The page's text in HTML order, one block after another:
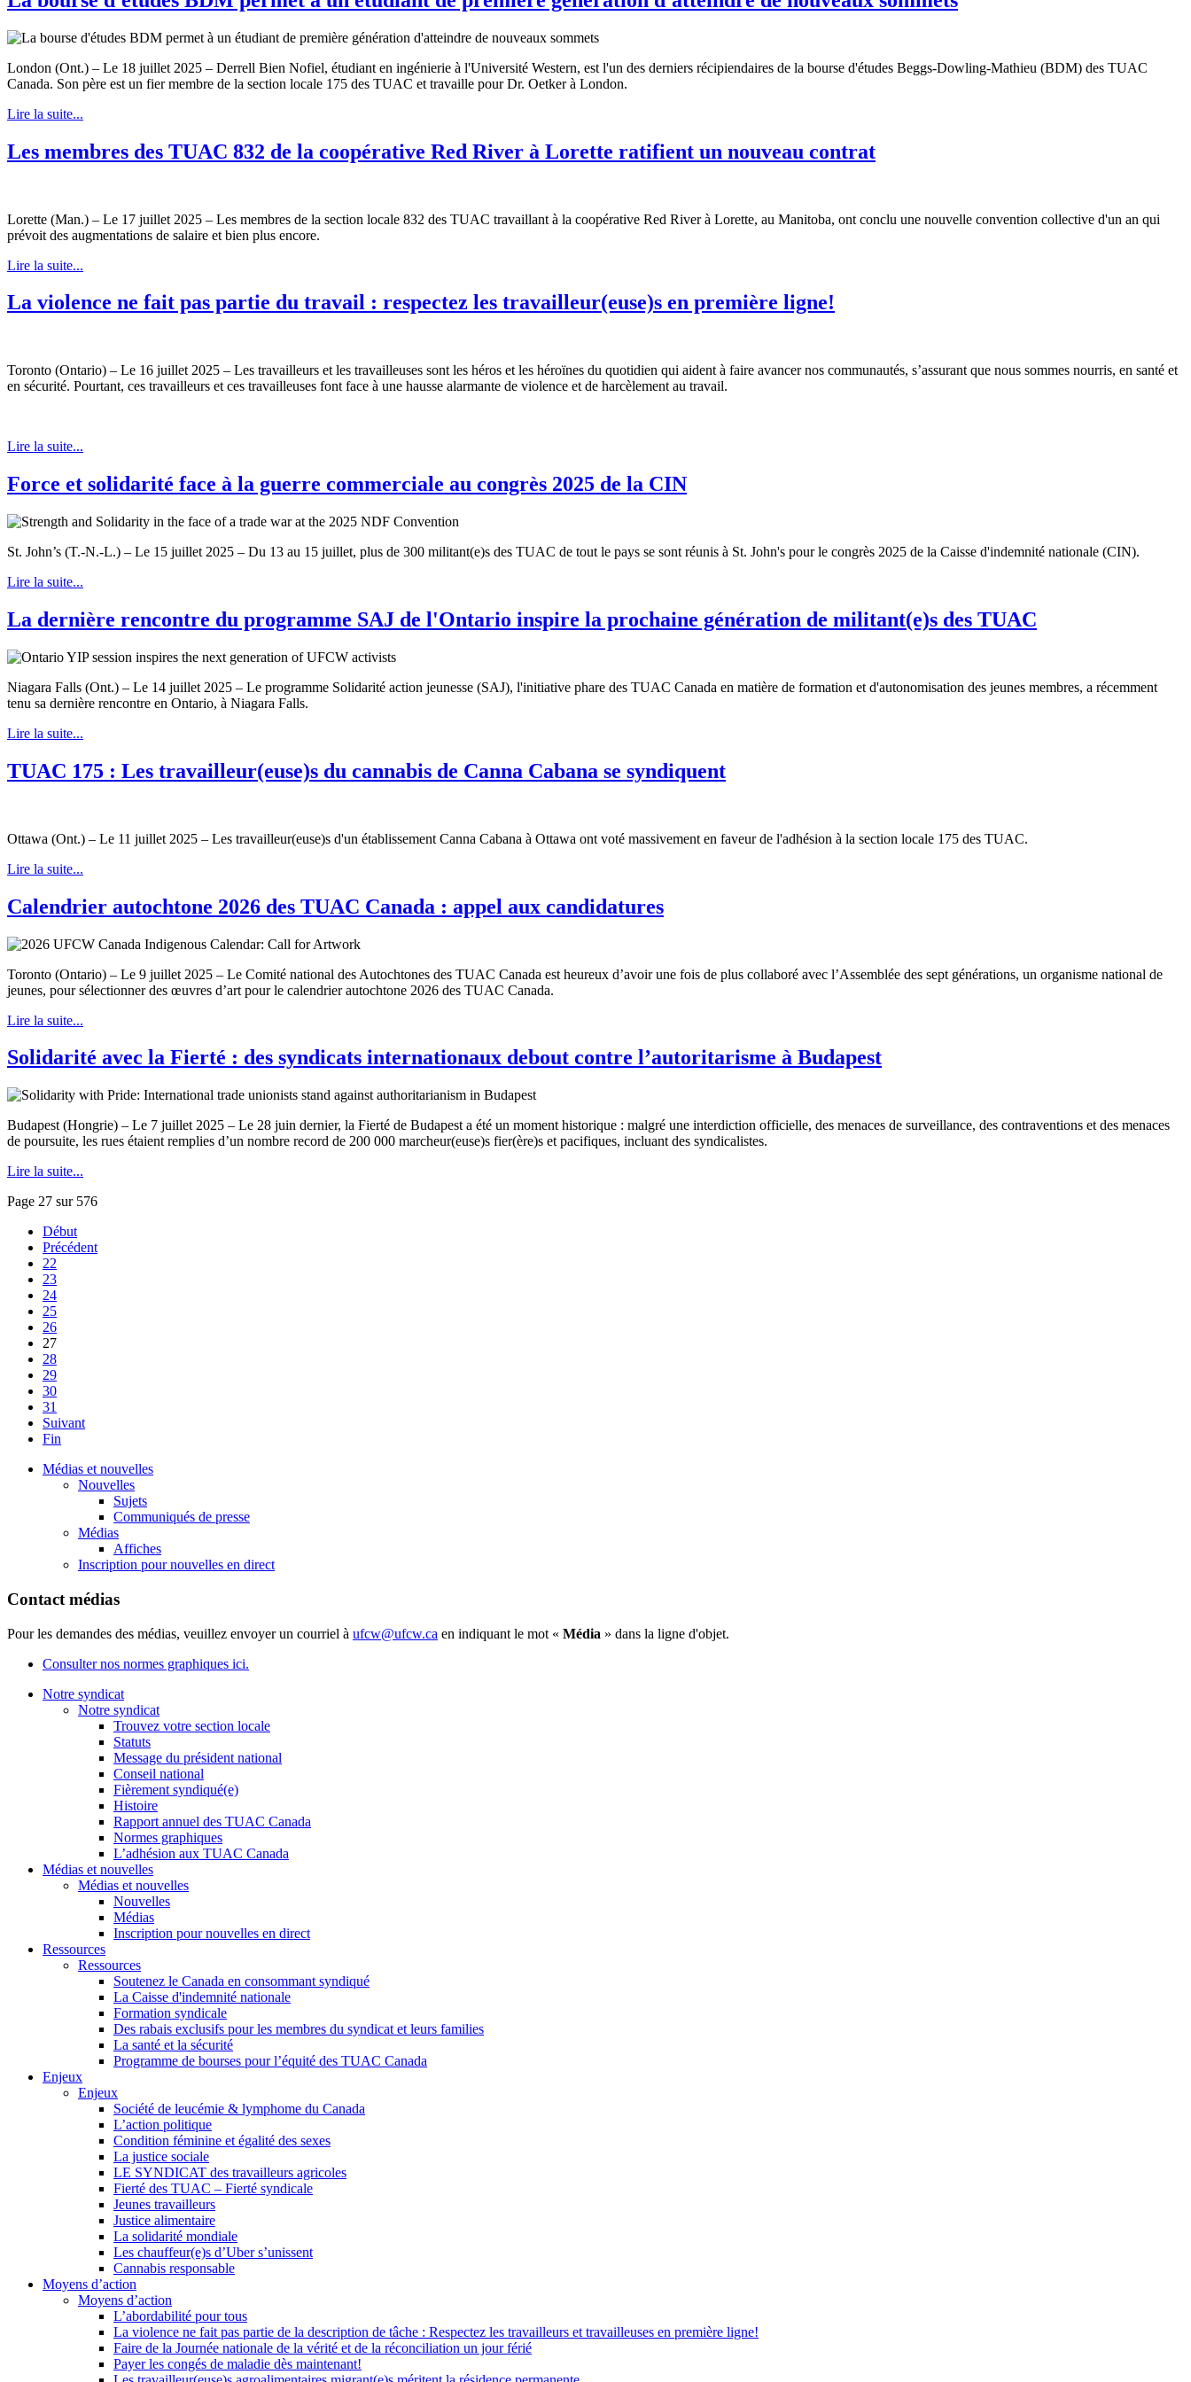
London (Ont.) – Le 18 juillet 2025 – Derrell Bien Nofiel, étudiant en ingénierie à l'Université Western, est l'un des derniers récipiendaires de la bourse d'études Beggs-Dowling-Mathieu (BDM) des TUAC
Canada. Son père est un fier membre de la section locale 175 des TUAC et travaille pour Dr. Oetker à London.
Lire la suite...
Les membres des TUAC 832 de la coopérative Red River à Lorette ratifient un nouveau contrat
Lorette (Man.) – Le 17 juillet 2025 – Les membres de la section locale 832 des TUAC travaillant à la coopérative Red River à Lorette, au Manitoba, ont conclu une nouvelle convention collective d'un an qui
prévoit des augmentations de salaire et bien plus encore.
Lire la suite...
La violence ne fait pas partie du travail : respectez les travailleur(euse)s en première ligne!
Toronto (Ontario) – Le 16 juillet 2025 – Les travailleurs et les travailleuses sont les héros et les héroïnes du quotidien qui aident à faire avancer nos communautés, s’assurant que nous sommes nourris, en santé et
en sécurité. Pourtant, ces travailleurs et ces travailleuses font face à une hausse alarmante de violence et de harcèlement au travail.
Lire la suite...
Force et solidarité face à la guerre commerciale au congrès 2025 de la CIN
St. John’s (T.-N.-L.) – Le 15 juillet 2025 – Du 13 au 15 juillet, plus de 300 militant(e)s des TUAC de tout le pays se sont réunis à St. John's pour le congrès 2025 de la Caisse d'indemnité nationale (CIN).
Lire la suite...
La dernière rencontre du programme SAJ de l'Ontario inspire la prochaine génération de militant(e)s des TUAC
Niagara Falls (Ont.) – Le 14 juillet 2025 – Le programme Solidarité action jeunesse (SAJ), l'initiative phare des TUAC Canada en matière de formation et d'autonomisation des jeunes membres, a récemment
tenu sa dernière rencontre en Ontario, à Niagara Falls.
Lire la suite...
TUAC 175 : Les travailleur(euse)s du cannabis de Canna Cabana se syndiquent
Ottawa (Ont.) – Le 11 juillet 2025 – Les travailleur(euse)s d'un établissement Canna Cabana à Ottawa ont voté massivement en faveur de l'adhésion à la section locale 175 des TUAC.
Lire la suite...
Calendrier autochtone 2026 des TUAC Canada : appel aux candidatures
Toronto (Ontario) – Le 9 juillet 2025 – Le Comité national des Autochtones des TUAC Canada est heureux d’avoir une fois de plus collaboré avec l’Assemblée des sept générations, un organisme national de
jeunes, pour sélectionner des œuvres d’art pour le calendrier autochtone 2026 des TUAC Canada.
Lire la suite...
Solidarité avec la Fierté : des syndicats internationaux debout contre l’autoritarisme à Budapest
Budapest (Hongrie) – Le 7 juillet 2025 – Le 28 juin dernier, la Fierté de Budapest a été un moment historique : malgré une interdiction officielle, des menaces de surveillance, des contraventions et des menaces
de poursuite, les rues étaient remplies d’un nombre record de 200 000 marcheur(euse)s fier(ère)s et pacifiques, incluant des syndicalistes.
Lire la suite...
Page 27 sur 576
Début
Précédent
22
23
24
25
26
27
28
29
30
31
Suivant
Fin
Médias et nouvelles
Nouvelles
Sujets
Communiqués de presse
Médias
Affiches
Inscription pour nouvelles en direct
Contact médias
Pour les demandes des médias, veuillez envoyer un courriel à ufcw@ufcw.ca en indiquant le mot « Média » dans la ligne d'objet.
Consulter nos normes graphiques ici.
Notre syndicat
Notre syndicat
Trouvez votre section locale
Statuts
Message du président national
Conseil national
Fièrement syndiqué(e)
Histoire
Rapport annuel des TUAC Canada
Normes graphiques
L’adhésion aux TUAC Canada
Médias et nouvelles
Médias et nouvelles
Nouvelles
Médias
Inscription pour nouvelles en direct
Ressources
Ressources
Soutenez le Canada en consommant syndiqué
La Caisse d'indemnité nationale
Formation syndicale
Des rabais exclusifs pour les membres du syndicat et leurs families
La santé et la sécurité
Programme de bourses pour l’équité des TUAC Canada
Enjeux
Enjeux
Société de leucémie & lymphome du Canada
L’action politique
Condition féminine et égalité des sexes
La justice sociale
LE SYNDICAT des travailleurs agricoles
Fierté des TUAC – Fierté syndicale
Jeunes travailleurs
Justice alimentaire
La solidarité mondiale
Les chauffeur(e)s d’Uber s’unissent
Cannabis responsable
Moyens d’action
Moyens d’action
L’abordabilité pour tous
La violence ne fait pas partie de la description de tâche : Respectez les travailleurs et travailleuses en première ligne!
Faire de la Journée nationale de la vérité et de la réconciliation un jour férié
Payer les congés de maladie dès maintenant!